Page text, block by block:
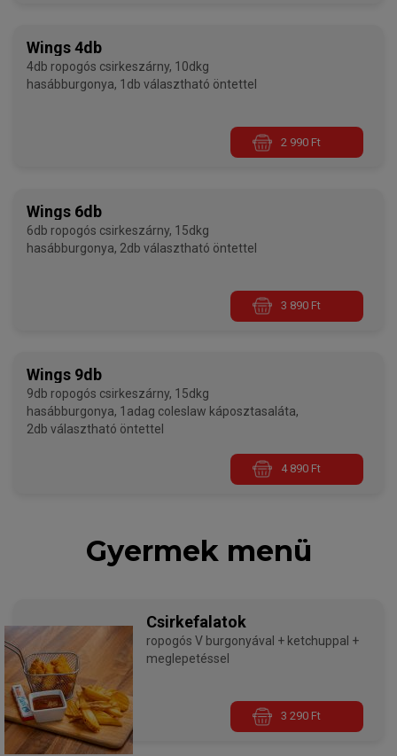
Wings 4db
4db ropogós csirkeszárny, 10dkg
hasábburgonya, 1db választható öntettel
2 990 Ft
Wings 6db
6db ropogós csirkeszárny, 15dkg
hasábburgonya, 2db választható öntettel
3 890 Ft
Wings 9db
9db ropogós csirkeszárny, 15dkg
hasábburgonya, 1adag coleslaw káposztasaláta,
2db választható öntettel
4 890 Ft
Gyermek menü
Csirkefalatok
ropogós V burgonyával + ketchuppal +
meglepetéssel
3 290 Ft